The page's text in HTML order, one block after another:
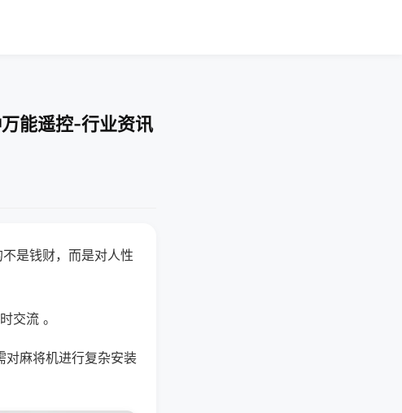
能遥控-行业资讯
是钱财，而是对人性
交流 。
对麻将机进行复杂安装